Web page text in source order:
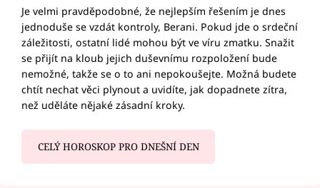
Je velmi pravděpodobné, že nejlepším řešením je dnes
jednoduše se vzdát kontroly, Berani. Pokud jde o srdeční
záležitosti, ostatní lidé mohou být ve víru zmatku. Snažit
se přijít na kloub jejich duševnímu rozpoložení bude
nemožné, takže se o to ani nepokoušejte. Možná budete
chtít nechat věci plynout a uvidíte, jak dopadnete zítra,
než uděláte nějaké zásadní kroky.
CELÝ HOROSKOP PRO DNEŠNÍ DEN